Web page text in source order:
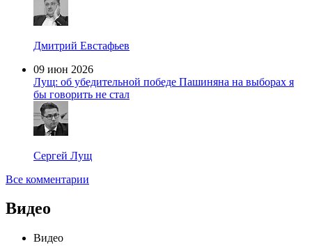
Дмитрий Евстафьев
09 июн 2026
Лущ: об убедительной победе Пашиняна на выборах я
бы говорить не стал
Сергей Лущ
Все комментарии
Видео
Видео